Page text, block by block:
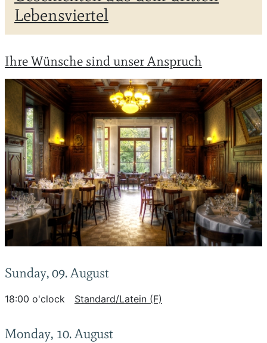
Lebensviertel
Ihre Wünsche sind unser Anspruch
Sunday, 09. August
18:00 o'clock Standard/Latein (F)
Monday, 10. August